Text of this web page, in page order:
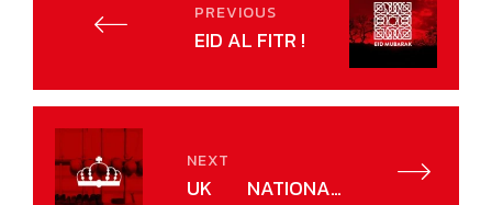
PREVIOUS
EID AL FITR !
NEXT
UK NATIONAL